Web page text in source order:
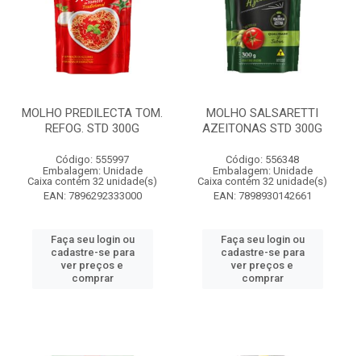
MOLHO PREDILECTA TOM.
REFOG. STD 300G
Código: 555997
Embalagem: Unidade
Caixa contém 32 unidade(s)
EAN: 7896292333000
Faça seu login ou
cadastre-se para
ver preços e
comprar
MOLHO SALSARETTI
AZEITONAS STD 300G
Código: 556348
Embalagem: Unidade
Caixa contém 32 unidade(s)
EAN: 7898930142661
Faça seu login ou
cadastre-se para
ver preços e
comprar